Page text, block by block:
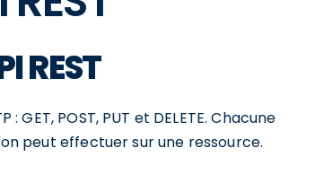
REST
POST, PUT et DELETE. Chacune
peut effectuer sur une ressource.